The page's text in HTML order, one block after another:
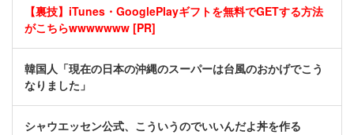
【裏技】iTunes・GooglePlayギフトを無料でGETする方法
がこちらwwwwwww [PR]
韓国人「現在の日本の沖縄のスーパーは台風のおかげでこう
なりました」
シャウエッセン公式、こういうのでいいんだよ丼を作る